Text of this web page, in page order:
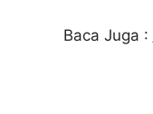
Baca Juga :